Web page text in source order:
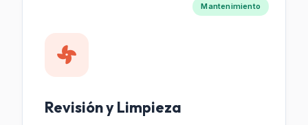
Mantenimiento
Revisión y Limpieza